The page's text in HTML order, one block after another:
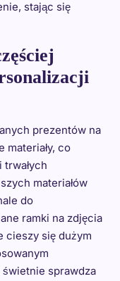
stając się
prezentów na
co
materiałów
do
ramki na zdjęcia
cieszy się dużym
świetnie sprawdza